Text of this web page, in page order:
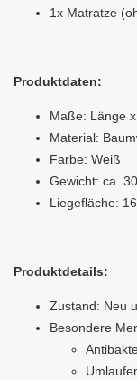
1x Matratze
Produktdaten:
Maße: Länge
Material:
Farbe: Weiß
Gewicht: ca.
Liegefläche:
Produktdetails:
Zustand: Neu
Besondere